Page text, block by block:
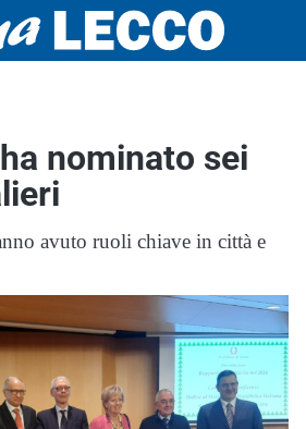
nominato sei
avuto ruoli chiave in città e